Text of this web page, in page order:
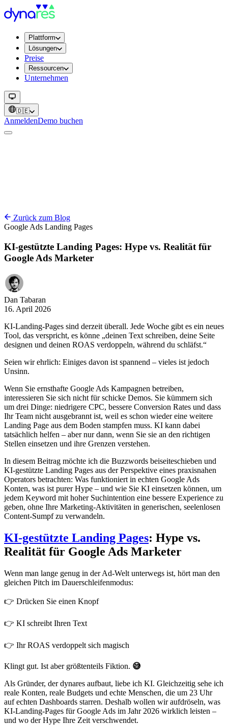
Plattform
Lösungen
Preise
Ressourcen
Unternehmen
🇩🇪
AnmeldenDemo buchen
Zurück zum Blog
Google Ads Landing Pages
KI-gestützte Landing Pages: Hype vs. Realität für
Google Ads Marketer
Dan Tabaran
16. April 2026
KI-Landing-Pages sind derzeit überall. Jede Woche gibt es ein neues
Tool, das verspricht, es könne „deinen Text schreiben, deine Seite
designen und deinen ROAS verdoppeln, während du schläfst.“
Seien wir ehrlich: Einiges davon ist spannend – vieles ist jedoch
Unsinn.
Wenn Sie ernsthafte Google Ads Kampagnen betreiben,
interessieren Sie sich nicht für schicke Demos. Sie kümmern sich
um drei Dinge: niedrigere CPC, bessere Conversion Rates und dass
Ihr Team nicht ausgebrannt ist, weil es schon wieder eine weitere
Landing Page aus dem Boden stampfen muss. KI kann dabei
tatsächlich helfen – aber nur dann, wenn Sie sie an den richtigen
Stellen einsetzen und ihre Grenzen verstehen.
In diesem Beitrag möchte ich die Buzzwords beiseiteschieben und
KI-gestützte Landing Pages aus der Perspektive eines praxisnahen
Operators betrachten: Was funktioniert in echten Google Ads
Konten, was ist purer Hype – und wie Sie KI einsetzen können, um
jedem Keyword mit hoher Suchintention eine bessere Experience zu
geben, ohne Ihre Marketing-Aktivitäten in generischen, seelenlosen
Content-Sumpf zu verwandeln.
KI-gestützte Landing Pages: Hype vs.
Realität für Google Ads Marketer
Wenn man lange genug in der Ad-Welt unterwegs ist, hört man den
gleichen Pitch im Dauerschleifenmodus:
👉 Drücken Sie einen Knopf
👉 KI schreibt Ihren Text
👉 Ihr ROAS verdoppelt sich magisch
Klingt gut. Ist aber größtenteils Fiktion. 😅
Als Gründer, der dynares aufbaut, liebe ich KI. Gleichzeitig sehe ich
reale Konten, reale Budgets und echte Menschen, die um 23 Uhr
auf echten Dashboards starren. Deshalb wollen wir aufdröseln, was
KI-Landing-Pages für Google Ads im Jahr 2026 wirklich leisten –
und wo der Hype Ihre Zeit verschwendet.